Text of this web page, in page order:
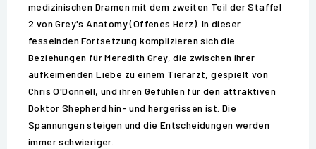
medizinischen Dramen mit dem zweiten Teil der Staffel
2 von Grey's Anatomy (Offenes Herz). In dieser
fesselnden Fortsetzung komplizieren sich die
Beziehungen für Meredith Grey, die zwischen ihrer
aufkeimenden Liebe zu einem Tierarzt, gespielt von
Chris O'Donnell, und ihren Gefühlen für den attraktiven
Doktor Shepherd hin- und hergerissen ist. Die
Spannungen steigen und die Entscheidungen werden
immer schwieriger.